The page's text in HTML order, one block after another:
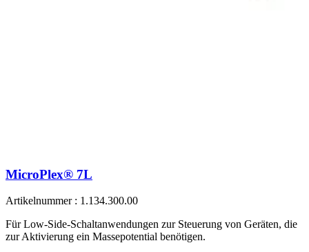
MicroPlex® 7L
Artikelnummer : 1.134.300.00
Für Low-Side-Schaltanwendungen zur Steuerung von Geräten, die
zur Aktivierung ein Massepotential benötigen.